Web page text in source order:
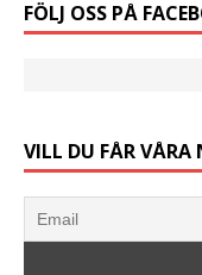
FÖLJ OSS PÅ
VILL DU FÅR VÅRA